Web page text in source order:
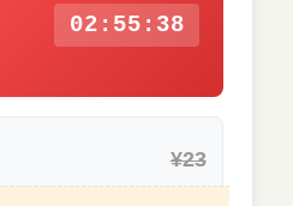
02:55:36
¥23